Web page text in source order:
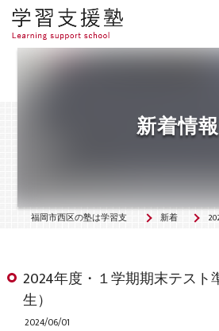
新着情報
福岡市西区の塾は学習支援塾「羅針盤」 新着情報
2024年度・１学期期末テスト
生）
2024/06/01